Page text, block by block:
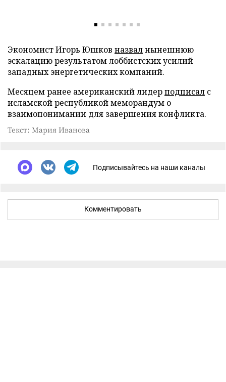
Экономист Игорь Юшков назвалнынешнюю
эскалацию результатом лоббистских усилий
западных энергетических компаний.
Месяцем ранее американский лидерподписал с
исламской республикой меморандум о
взаимопонимании для завершения конфликта.
Текст: Мария Иванова
Подписывайтесь на наши каналы
Комментировать